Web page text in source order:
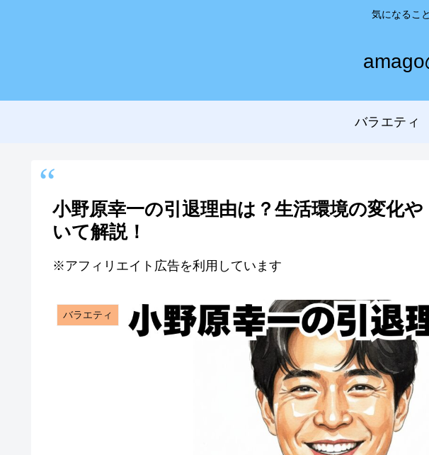
気になるこ
バラエティ
小野原幸一の引退理由は？生活環境の変化
いて解説！
※アフィリエイト広告を利用しています
バラエティ